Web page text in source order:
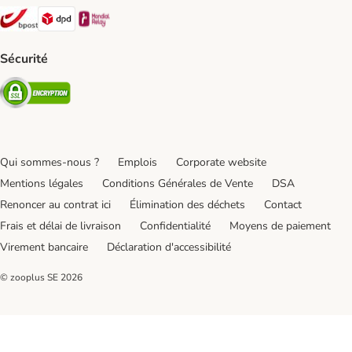
Bpost Shipping Method
DPD Shipping Method
Sécurité
Security
Qui sommes-nous ? Emplois
Corporate website
Mentions légales
Conditions Générales de Vente
DSA
Renoncer au contrat ici
Élimination des déchets
Contact
Frais et délai de livraison
Confidentialité
Moyens de paiement
Virement bancaire
Déclaration d'accessibilité
© zooplus SE 2026